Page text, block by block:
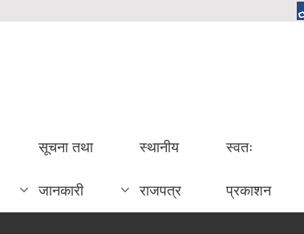
सूचना तथा
जानकारी
स्थानीय
राजपत्र
स्वतः
प्रकाशन